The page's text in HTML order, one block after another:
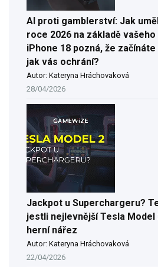
AI proti gamblerství: Jak
roce 2026 na základě
iPhone 18 pozná, že
jak vás ochrání?
Autor: Kateryna Hráchovaková
28/04/2026
Jackpot u Superchargeru?
jestli nejlevnější Tesla
herní nářez
Autor: Kateryna Hráchovaková
22/04/2026